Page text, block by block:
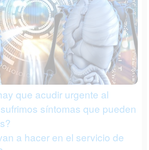
que acudir urgente al
síntomas que pueden
a hacer en el servicio de